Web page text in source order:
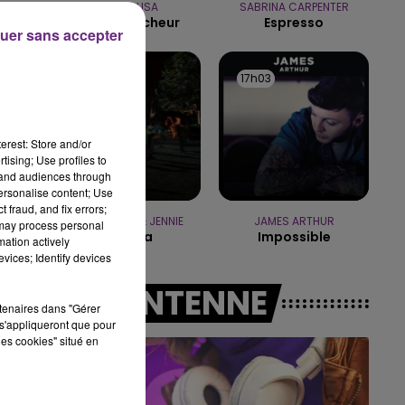
19h15 - 20h00
LA RADIO POP
MANON LISA
Le Petit Pecheur
SABRINA CARPENTER
Espresso
TAME IMPALA & JENNIE
Dracula
17h03
17h03
JAMES ARTHUR
Impossible
A L'ANTENNE
Store and/or
Use profiles to
audiences through
content; Use
fraud, and fix errors;
process personal
actively
Identify devices
dans "Gérer
que pour
cookies" situé en
sans accepter